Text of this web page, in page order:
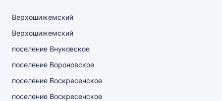
Верхошижемский
Верхошижемский
поселение Внуковское
поселение Вороновское
поселение Воскресенское
поселение Воскресенское